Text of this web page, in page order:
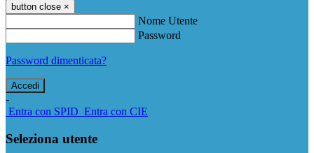
button close ×
Nome Utente
Password
Password dimenticata?
-
Entra con SPID Entra con CIE
Seleziona utente